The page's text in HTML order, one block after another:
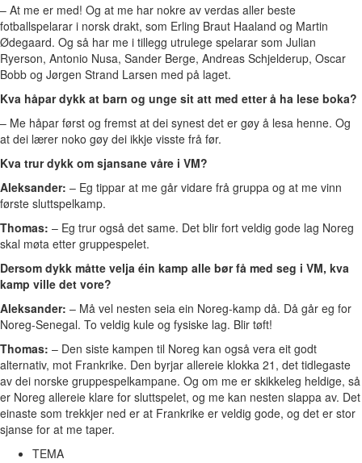
– At me er med! Og at me har nokre av verdas aller beste
fotballspelarar i norsk drakt, som Erling Braut Haaland og Martin
Ødegaard. Og så har me i tillegg utrulege spelarar som Julian
Ryerson, Antonio Nusa, Sander Berge, Andreas Schjelderup, Oscar
Bobb og Jørgen Strand Larsen med på laget.
Kva håpar dykk at barn og unge sit att med etter å ha lese boka?
– Me håpar først og fremst at dei synest det er gøy å lesa henne. Og
at dei lærer noko gøy dei ikkje visste frå før.
Kva trur dykk om sjansane våre i VM?
Aleksander: – Eg tippar at me går vidare frå gruppa og at me vinn
første sluttspelkamp.
Thomas: – Eg trur også det same. Det blir fort veldig gode lag Noreg
skal møta etter gruppespelet.
Dersom dykk måtte velja éin kamp alle bør få med seg i VM, kva
kamp ville det vore?
Aleksander: – Må vel nesten seia ein Noreg-kamp då. Då går eg for
Noreg-Senegal. To veldig kule og fysiske lag. Blir tøft!
Thomas: – Den siste kampen til Noreg kan også vera eit godt
alternativ, mot Frankrike. Den byrjar allereie klokka 21, det tidlegaste
av dei norske gruppespelkampane. Og om me er skikkeleg heldige, så
er Noreg allereie klare for sluttspelet, og me kan nesten slappa av. Det
einaste som trekkjer ned er at Frankrike er veldig gode, og det er stor
sjanse for at me taper.
TEMA